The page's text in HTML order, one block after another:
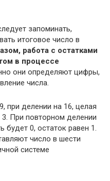
запоминать,
итоговое число в
работа с остатками
в процессе
они определяют цифры,
числа.
при делении на 16, целая
3. При повторном делении
будет 0, остаток равен 1.
число в шести
системе